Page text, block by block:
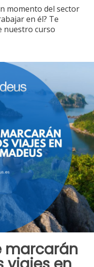
momento del sector
en él? Te
nuestro curso
marcarán